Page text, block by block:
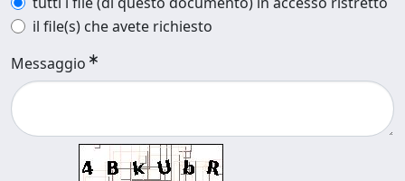
il file(s) che avete richiesto
Messaggio